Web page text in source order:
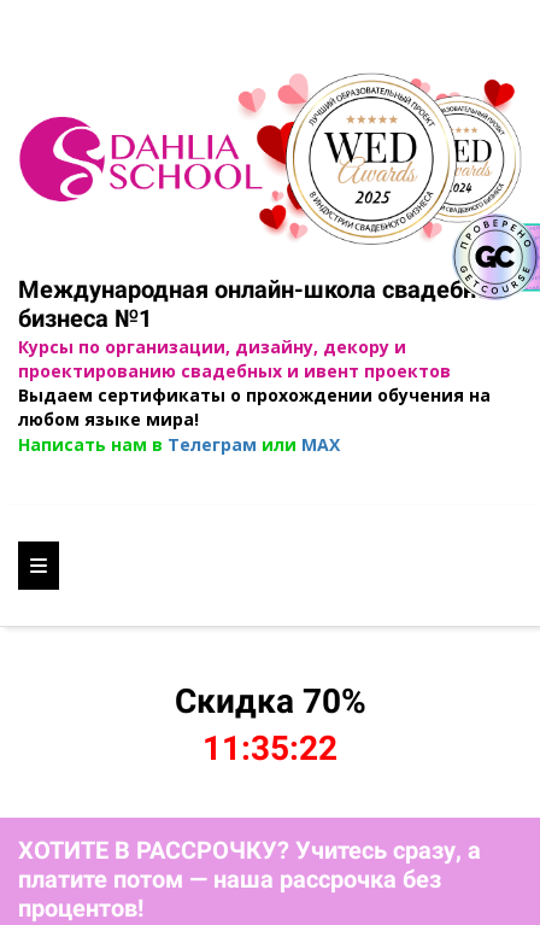
Международная онлайн-школа свадебного
бизнеса №1
Курсы по организации, дизайну, декору и
проектированию свадебных и ивент проектов
Выдаем сертификаты о прохождении обучения на
любом языке мира!
Написать нам в Телеграм или MAX
Скидка 70%
11:35:19
ХОТИТЕ В РАССРОЧКУ? Учитесь сразу, а
платите потом — наша рассрочка без
процентов!